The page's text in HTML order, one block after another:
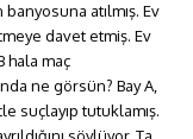
atılmış. Ev
davet etmiş. Ev
hala maç
ne görsün? Bay A,
suçlayıp tutuklamış.